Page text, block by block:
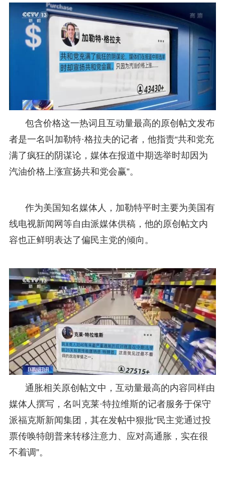
包含价格这一热词且互动量最高的原创帖文发布
者是一名叫加勒特·格拉夫的记者，他指责“共和党充
满了疯狂的阴谋论，媒体在报道中期选举时却因为
汽油价格上涨宣扬共和党会赢”。
作为美国知名媒体人，加勒特平时主要为美国有
线电视新闻网等自由派媒体供稿，他的原创帖文内
容也正鲜明表达了偏民主党的倾向。
通胀相关原创帖文中，互动量最高的内容同样由
媒体人撰写，名叫克莱·特拉维斯的记者服务于保守
派福克斯新闻集团，其在发帖中狠批“民主党通过投
票传唤特朗普来转移注意力、应对高通胀，实在很
不着调”。